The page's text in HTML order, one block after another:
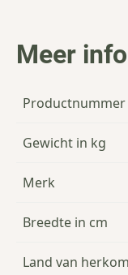
Meer
Productnummer
Gewicht in kg
Merk
Breedte in cm
Land van